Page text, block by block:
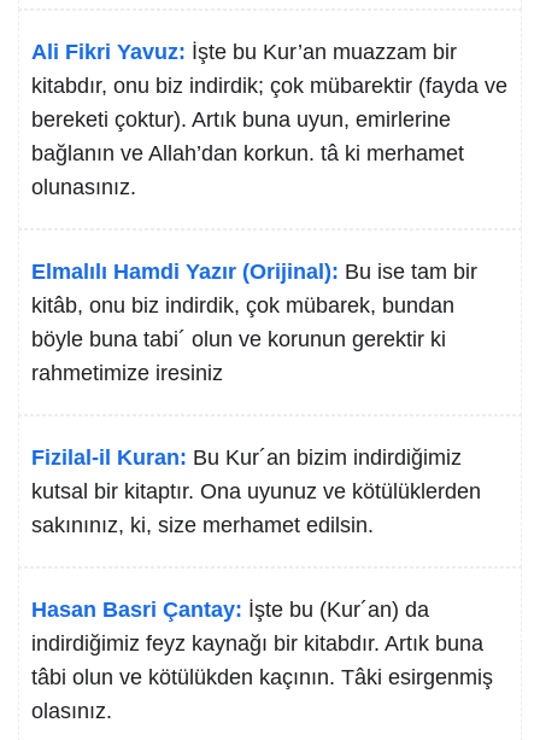
Ali Fikri Yavuz: İşte bu Kur’an muazzam bir
kitabdır, onu biz indirdik; çok mübarektir (fayda ve
bereketi çoktur). Artık buna uyun, emirlerine
bağlanın ve Allah’dan korkun. tâ ki merhamet
olunasınız.
Elmalılı Hamdi Yazır (Orijinal): Bu ise tam bir
kitâb, onu biz indirdik, çok mübarek, bundan
böyle buna tabi´ olun ve korunun gerektir ki
rahmetimize iresiniz
Fizilal-il Kuran: Bu Kur´an bizim indirdiğimiz
kutsal bir kitaptır. Ona uyunuz ve kötülüklerden
sakınınız, ki, size merhamet edilsin.
Hasan Basri Çantay: İşte bu (Kur´an) da
indirdiğimiz feyz kaynağı bir kitabdır. Artık buna
tâbi olun ve kötülükden kaçının. Tâki esirgenmiş
olasınız.